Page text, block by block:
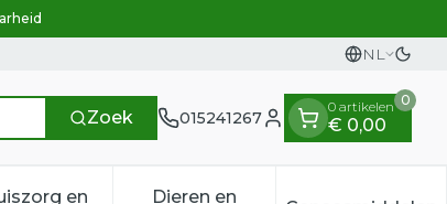
NL
Talen
Zoek 015241267
Klant menu
0 artikelen
€ 0,00
0
en
Dieren en